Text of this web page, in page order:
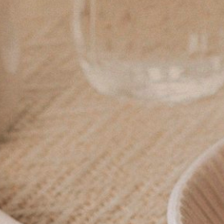
Adriana R.
03/08/2026
Eu recomendo esse produto.